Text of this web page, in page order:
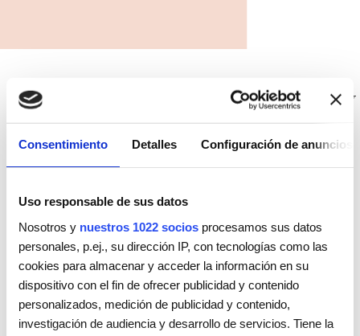
Consentimiento Detalles Configuración de anuncios
Uso responsable de sus datos
Nosotros y nuestros 1022 socios procesamos sus datos
personales, p.ej., su dirección IP, con tecnologías como las
cookies para almacenar y acceder la información en su
dispositivo con el fin de ofrecer publicidad y contenido
personalizados, medición de publicidad y contenido,
investigación de audiencia y desarrollo de servicios. Tiene la
SELECCIONAR
Tendencias y Colecciones